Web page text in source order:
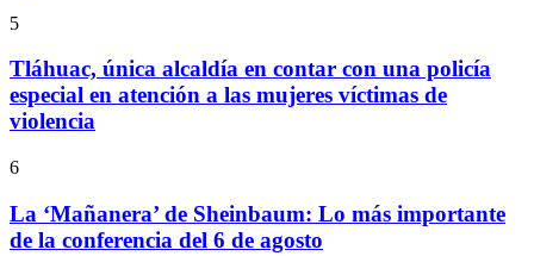
5
Tláhuac, única alcaldía en contar con una policía
especial en atención a las mujeres víctimas de
violencia
6
La ‘Mañanera’ de Sheinbaum: Lo más importante
de la conferencia del 6 de agosto